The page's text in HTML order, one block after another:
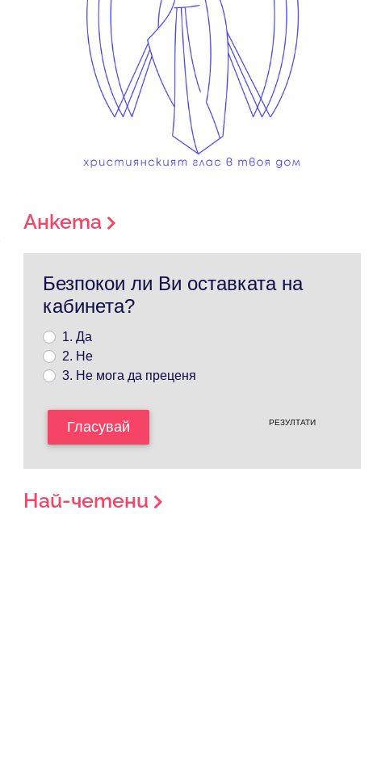
Анкета
Безпокои ли Ви оставката на
кабинета?
1. Да
2. Не
3. Не мога да преценя
Гласувай РЕЗУЛТАТИ
Най-четени